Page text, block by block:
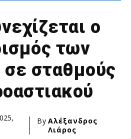
ο
των
σταθμούς
By Αλέξανδρος
Λιάρος